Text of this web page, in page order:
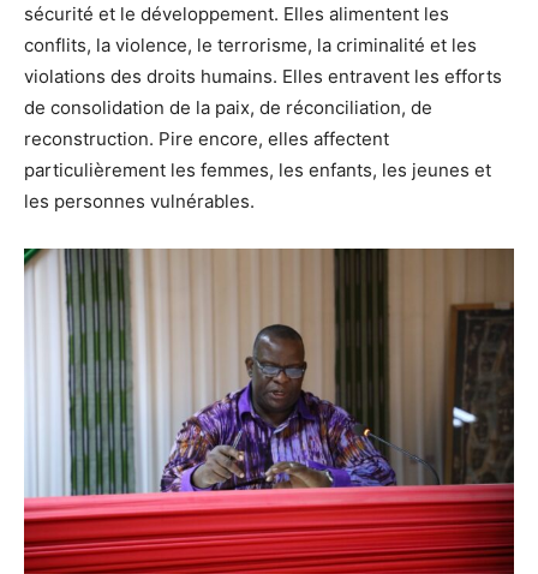
sécurité et le développement. Elles alimentent les
conflits, la violence, le terrorisme, la criminalité et les
violations des droits humains. Elles entravent les efforts
de consolidation de la paix, de réconciliation, de
reconstruction. Pire encore, elles affectent
particulièrement les femmes, les enfants, les jeunes et
les personnes vulnérables.